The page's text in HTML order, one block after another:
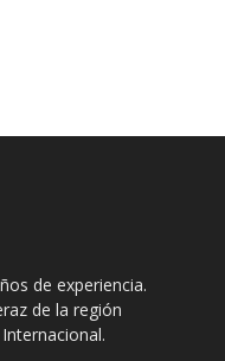
de experiencia.
de la región